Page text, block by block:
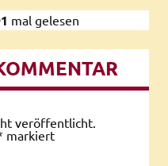
mal gelesen
veröffentlicht.
markiert